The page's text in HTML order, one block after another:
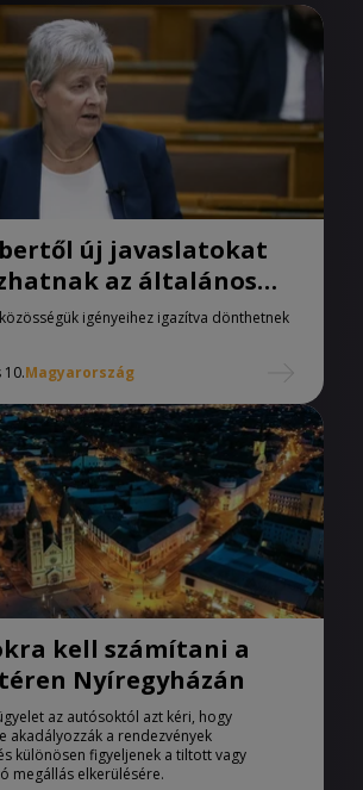
új javaslatokat
az általános
igényeihez igazítva dönthetnek
10.Magyarország
kell számítani a
Nyíregyházán
az autósoktól azt kéri, hogy
akadályozzák a rendezvények
különösen figyeljenek a tiltott vagy
megállás elkerülésére.